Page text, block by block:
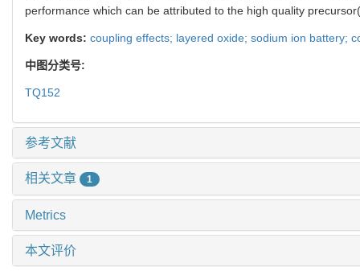
performance which can be attributed to the high quality
Key words: coupling effects; layered oxide; sodium ion battery;
中图分类号:
TQ152
参考文献
相关文章 1
Metrics
本文评价